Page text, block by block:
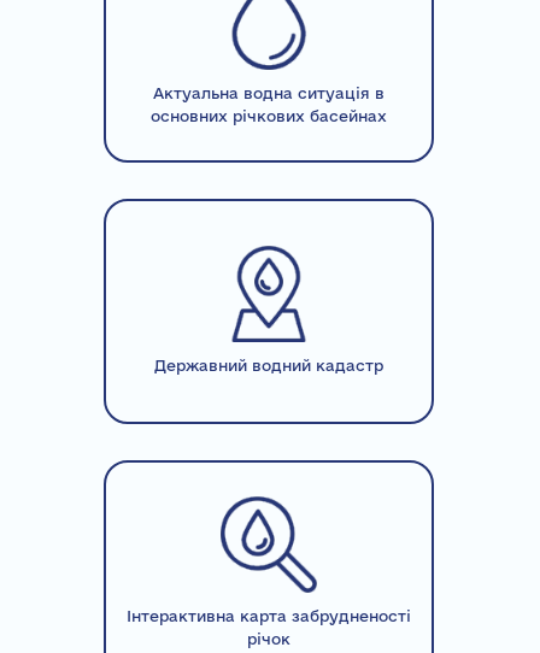
Актуальна водна ситуація в
основних річкових басейнах
Державний водний кадастр
Інтерактивна карта забрудненості
річок